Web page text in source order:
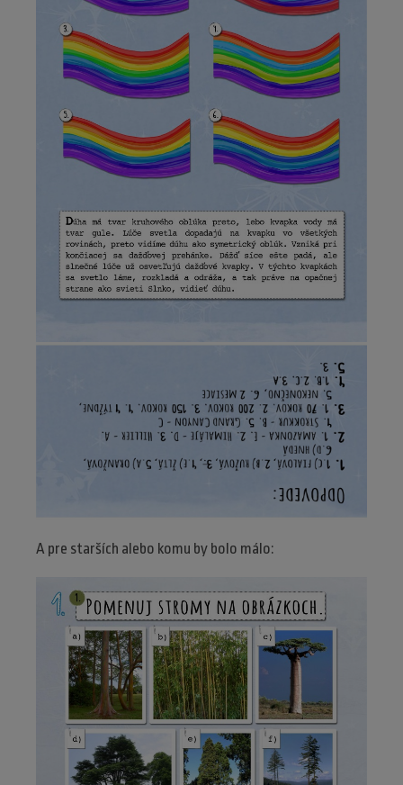
A pre starších alebo komu by bolo málo: